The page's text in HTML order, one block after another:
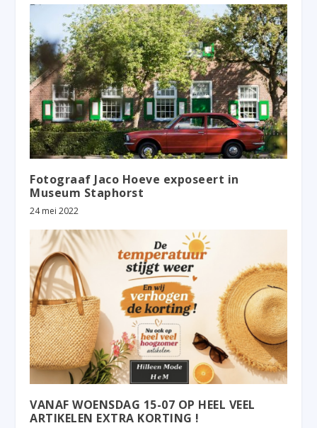
Fotograaf Jaco Hoeve exposeert in
Museum Staphorst
24 mei 2022
VANAF WOENSDAG 15-07 OP HEEL VEEL
ARTIKELEN EXTRA KORTING !